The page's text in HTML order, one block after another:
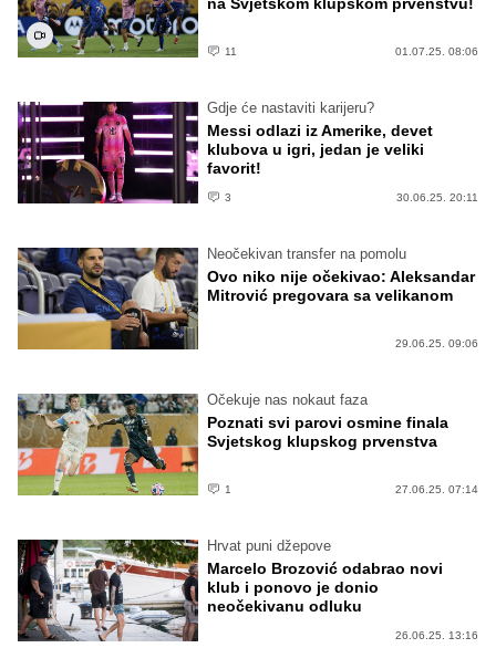
11 01.07.25. 08:06
Gdje će nastaviti karijeru?
Messi odlazi iz Amerike, devet
klubova u igri, jedan je veliki
favorit!
3 30.06.25. 20:11
Neočekivan transfer na pomolu
Ovo niko nije očekivao: Aleksandar
Mitrović pregovara sa velikanom
29.06.25. 09:06
Očekuje nas nokaut faza
Poznati svi parovi osmine finala
Svjetskog klupskog prvenstva
1 27.06.25. 07:14
Hrvat puni džepove
Marcelo Brozović odabrao novi
klub i ponovo je donio
neočekivanu odluku
26.06.25. 13:16